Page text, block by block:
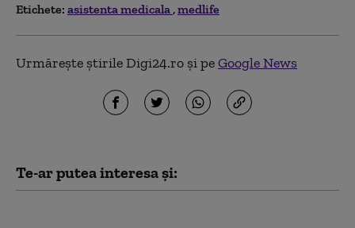
Etichete: asistenta medicala medlife
Urmărește știrile Digi24.ro și peGoogle News
Te-ar putea interesa și: